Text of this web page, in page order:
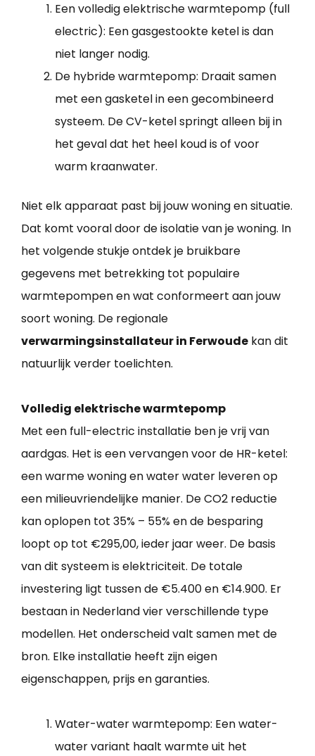
Een volledig elektrische warmtepomp (full
electric): Een gasgestookte ketel is dan
niet langer nodig.
De hybride warmtepomp: Draait samen
met een gasketel in een gecombineerd
systeem. De CV-ketel springt alleen bij in
het geval dat het heel koud is of voor
warm kraanwater.
Niet elk apparaat past bij jouw woning en situatie.
Dat komt vooral door de isolatie van je woning. In
het volgende stukje ontdek je bruikbare
gegevens met betrekking tot populaire
warmtepompen en wat conformeert aan jouw
soort woning. De regionale
verwarmingsinstallateur in Ferwoude kan dit
natuurlijk verder toelichten.
Volledig elektrische warmtepomp
Met een full-electric installatie ben je vrij van
aardgas. Het is een vervangen voor de HR-ketel:
een warme woning en water water leveren op
een milieuvriendelijke manier. De CO2 reductie
kan oplopen tot 35% – 55% en de besparing
loopt op tot €295,00, ieder jaar weer. De basis
van dit systeem is elektriciteit. De totale
investering ligt tussen de €5.400 en €14.900. Er
bestaan in Nederland vier verschillende type
modellen. Het onderscheid valt samen met de
bron. Elke installatie heeft zijn eigen
eigenschappen, prijs en garanties.
Water-water warmtepomp: Een water-
water variant haalt warmte uit het